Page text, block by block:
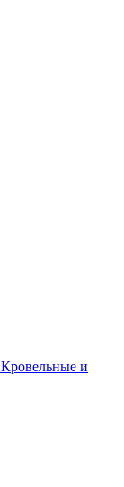
Кровельные и